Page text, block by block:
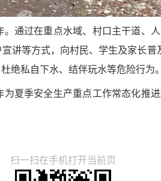
通过在重点水域、村口主干道、
等方式，向村民、学生及家长普
绝私自下水、结伴玩水等危险行为。
夏季安全生产重点工作常态化推
扫一扫在手机打开当前页